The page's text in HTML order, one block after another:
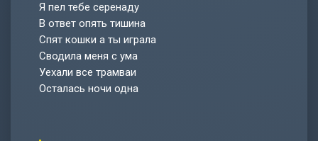
Я пел тебе серенаду
В ответ опять тишина
Спят кошки а ты играла
Сводила меня с ума
Уехали все трамваи
Осталась ночи одна